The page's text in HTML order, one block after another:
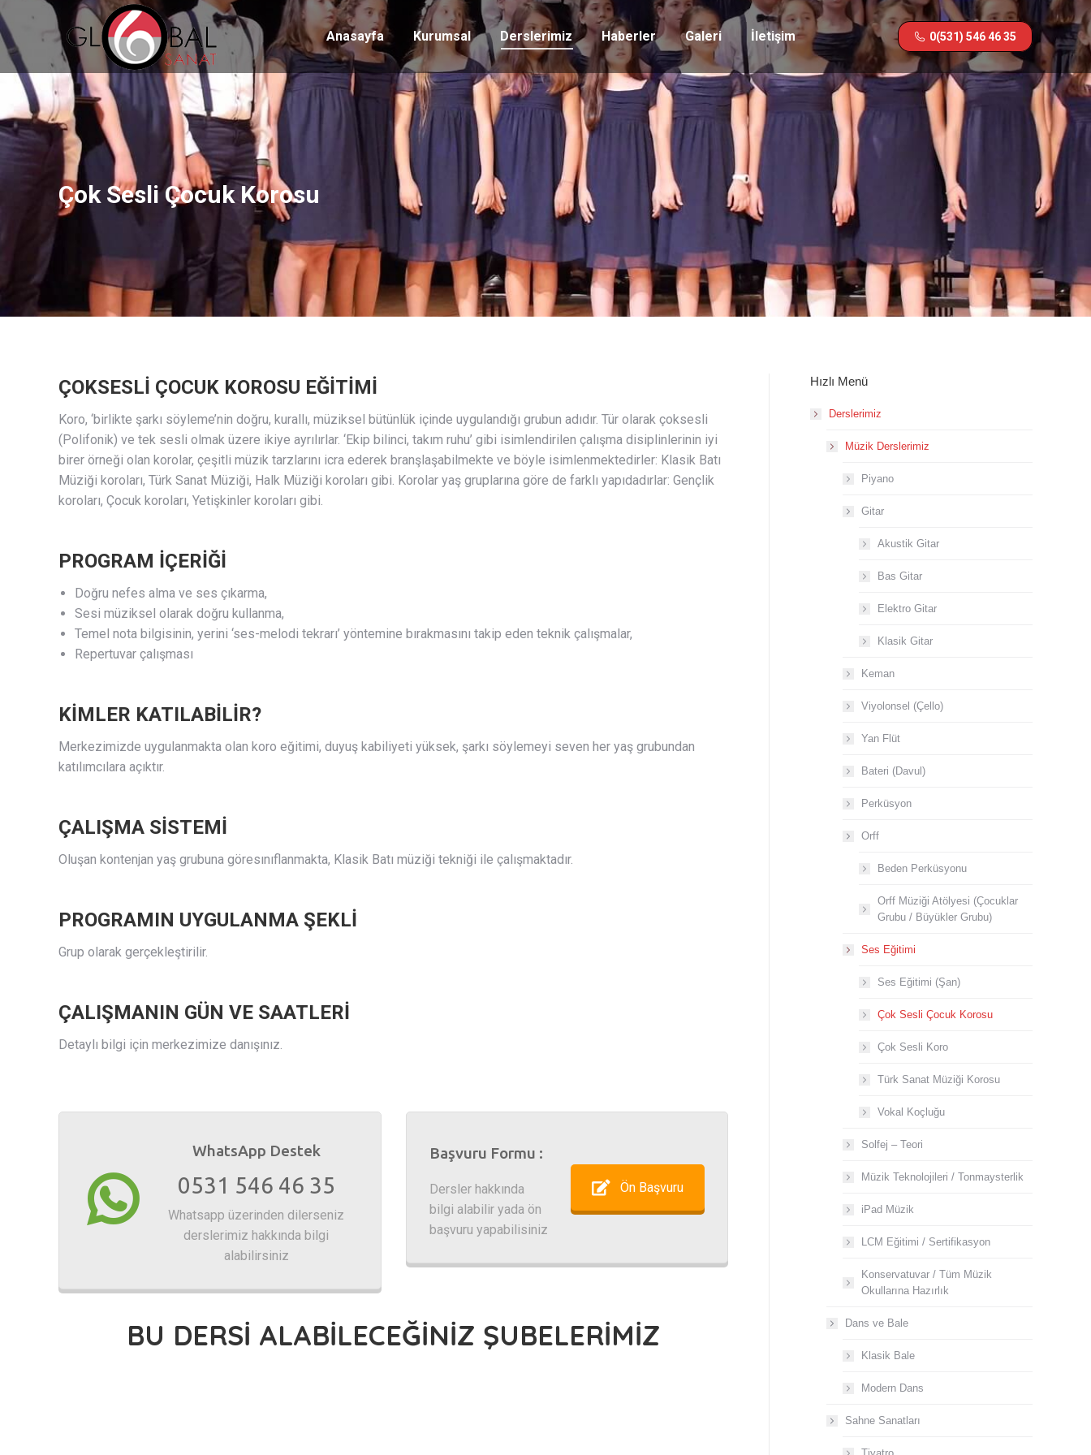
Anasayfa Kurumsal Derslerimiz Haberler Galeri İletişim 0(531) 546 46 35
Çok Sesli Çocuk Korosu
ÇOKSESLİ ÇOCUK KOROSU EĞİTİMİ
Koro, ‘birlikte şarkı söyleme’nin doğru, kurallı, müziksel bütünlük içinde uygulandığı grubun adıdır. Tür olarak çoksesli
(Polifonik) ve tek sesli olmak üzere ikiye ayrılırlar. ‘Ekip bilinci, takım ruhu’ gibi isimlendirilen çalışma disiplinlerinin iyi
birer örneği olan korolar, çeşitli müzik tarzlarını icra ederek branşlaşabilmekte ve böyle isimlenmektedirler: Klasik Batı
Müziği koroları, Türk Sanat Müziği, Halk Müziği koroları gibi. Korolar yaş gruplarına göre de farklı yapıdadırlar: Gençlik
koroları, Çocuk koroları, Yetişkinler koroları gibi.
PROGRAM İÇERİĞİ
Doğru nefes alma ve ses çıkarma,
Sesi müziksel olarak doğru kullanma,
Temel nota bilgisinin, yerini ‘ses-melodi tekrarı’ yöntemine bırakmasını takip eden teknik çalışmalar,
Repertuvar çalışması
KİMLER KATILABİLİR?
Merkezimizde uygulanmakta olan koro eğitimi, duyuş kabiliyeti yüksek, şarkı söylemeyi seven her yaş grubundan
katılımcılara açıktır.
ÇALIŞMA SİSTEMİ
Oluşan kontenjan yaş grubuna göresınıflanmakta, Klasik Batı müziği tekniği ile çalışmaktadır.
PROGRAMIN UYGULANMA ŞEKLİ
Grup olarak gerçekleştirilir.
ÇALIŞMANIN GÜN VE SAATLERİ
Detaylı bilgi için merkezimize danışınız.
WhatsApp Destek
0531 546 46 35
Whatsapp üzerinden dilerseniz
derslerimiz hakkında bilgi
alabilirsiniz
Başvuru Formu :
Dersler hakkında
bilgi alabilir yada ön
başvuru yapabilisiniz
Ön Başvuru
BU DERSİ ALABİLECEĞİNİZ ŞUBELERİMİZ
Hızlı Menü
Derslerimiz
Müzik Derslerimiz
Piyano
Gitar
Akustik Gitar
Bas Gitar
Elektro Gitar
Klasik Gitar
Keman
Viyolonsel (Çello)
Yan Flüt
Bateri (Davul)
Perküsyon
Orff
Beden Perküsyonu
Orff Müziği Atölyesi (Çocuklar
Grubu / Büyükler Grubu)
Ses Eğitimi
Ses Eğitimi (Şan)
Çok Sesli Çocuk Korosu
Çok Sesli Koro
Türk Sanat Müziği Korosu
Vokal Koçluğu
Solfej – Teori
Müzik Teknolojileri / Tonmaysterlik
iPad Müzik
LCM Eğitimi / Sertifikasyon
Konservatuvar / Tüm Müzik
Okullarına Hazırlık
Dans ve Bale
Klasik Bale
Modern Dans
Sahne Sanatları